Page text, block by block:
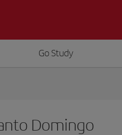
Go Study
Domingo